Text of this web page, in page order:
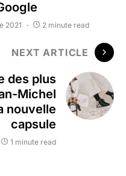
2021 2 minute read
NEXT ARTICLE
des plus
Michel
nouvelle
capsule
1 minute read